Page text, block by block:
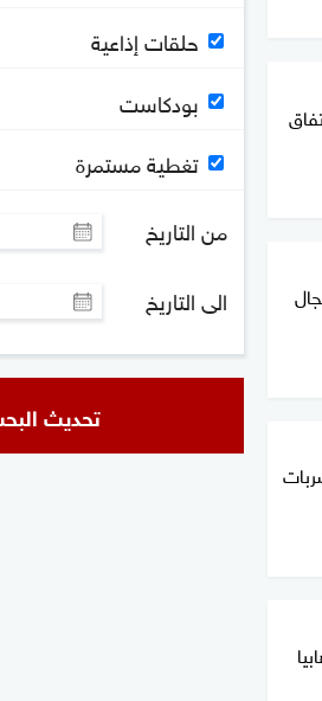
حلقات إذاعية
بودكاست
تغطية مستمرة
من التاريخ
الى التاريخ
تحديث